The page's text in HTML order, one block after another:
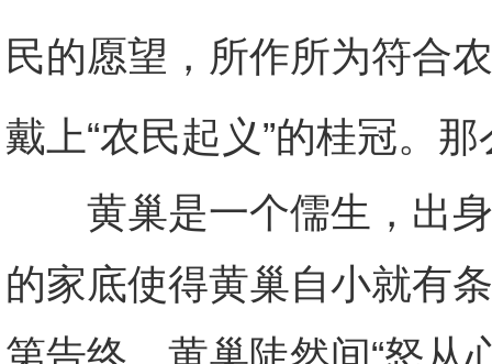
民的愿望，所作所为符合
戴上“农民起义”的桂冠。
黄巢是一个儒生，出身
的家底使得黄巢自小就有